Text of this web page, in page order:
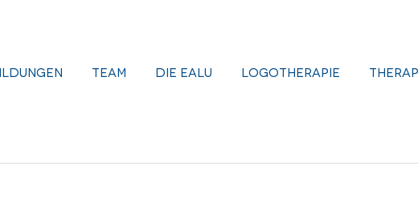
Team Die EALU Logotherapie